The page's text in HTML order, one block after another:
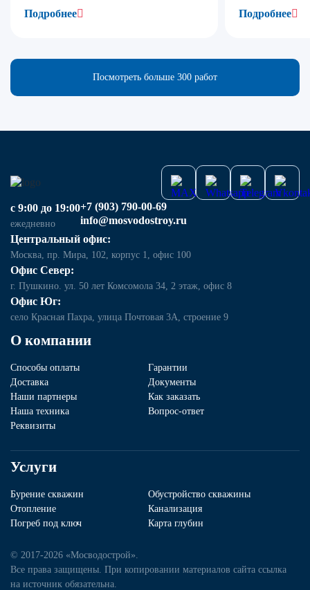
Подробнее Подробнее
Посмотреть больше 300 работ
О компании
Способы оплаты
Гарантии
Доставка
Документы
Наши партнеры
Как заказать
Наша техника
Вопрос-ответ
Реквизиты
Услуги
Бурение скважин
Обустройство скважины
Отопление
Канализация
Погреб под ключ
Карта глубин
с 9:00 до 19:00
ежедневно
+7 (903) 790-00-69
info@mosvodostroy.ru
Центральный офис:
Москва, пр. Мира, 102, корпус 1, офис 100
Офис Север:
г. Пушкино. ул. 50 лет Комсомола 34, 2 этаж, офис 8
Офис Юг:
село Красная Пахра, улица Почтовая 3А, строение 9
© 2017-2026 «Мосводострой».
Все права защищены. При копировании материалов сайта ссылка
на источник обязательна.